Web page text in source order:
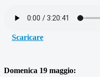
Scaricare
Domenica 19 maggio: